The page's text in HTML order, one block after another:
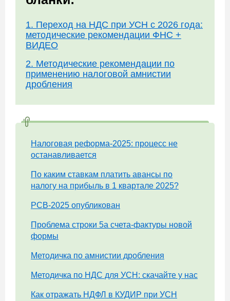
1. Переход на НДС при УСН с 2026 года:
методические рекомендации ФНС +
ВИДЕО
2. Методические рекомендации по
применению налоговой амнистии
дробления
Налоговая реформа-2025: процесс не
останавливается
По каким ставкам платить авансы по
налогу на прибыль в 1 квартале 2025?
РСВ-2025 опубликован
Проблема строки 5а счета-фактуры новой
формы
Методичка по амнистии дробления
Методичка по НДС для УСН: скачайте у нас
Как отражать НДФЛ в КУДИР при УСН